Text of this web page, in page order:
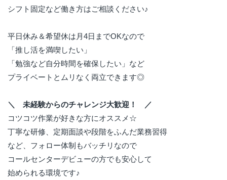
シフト固定など働き方はご相談ください♪
平日休み＆希望休は月4日までOKなので
「推し活を満喫したい」
「勉強など自分時間を確保したい」など
プライベートとムリなく両立できます◎
＼ 未経験からのチャレンジ大歓迎！ ／
コツコツ作業が好きな方にオススメ☆
丁寧な研修、定期面談や段階をふんだ業務習得
など、フォロー体制もバッチリなので
コールセンターデビューの方でも安心して
始められる環境です♪